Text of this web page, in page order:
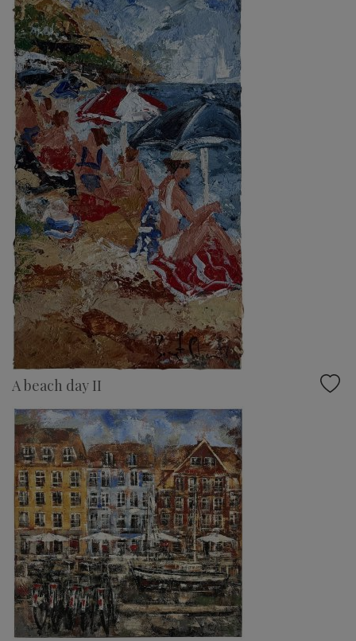
A beach day II